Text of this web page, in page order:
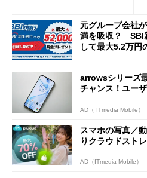
元グループ会社
満を吸収？ SBI
して最大5.2万円
arrowsシリーズ
チャンス！ユー
AD（ ITmedia Mobile）
スマホの写真／
りクラウドスト
AD（ITmedia Mobile）